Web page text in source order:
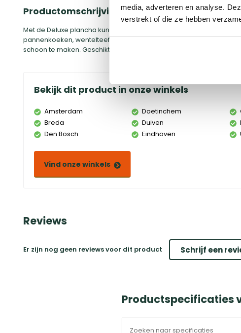
media, adverteren en analyse.
verstrekt of die ze hebben
Productomschrijving
Met de Deluxe plancha kun je elk type delicaat voedsel bereiden
pannenkoeken, wentelteefjes of groenten. Dankzij het
schoon te maken. Geschikt voor Weber Q 300/3000 serie barbecues.
Bekijk dit product in onze winkels
Amsterdam
Breda
Den Bosch
Doetinchem
Duiven
Eindhoven
Vind onze winkels
Reviews
Er zijn nog geen reviews voor dit product Schrijf een
Productspecificaties